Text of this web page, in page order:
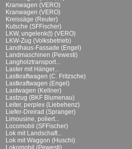
Kranwagen (VERO)
Kranwagen (VERO)
Kreissäge (Reuter)
Kutsche (SFFischer)
LKW, ungelenk(t) (VERO)
LKW-Zug (Volksbetrieb)
Landhaus-Fassade (Engel)
Landmaschinen (Pewesti)
Langholztransport...
Laster mit Hänger...
Lastkraftwagen (C. Fritzsche)
Lastkraftwagen (Engel)
Lastwagen (Kellner)
Lastzug (BKF Blumenau)
Leiter, perplex (Liebehenz)
Liefer-Dreirad (Spranger)
Limousine, poliert...
Locomobil (SFFischer)
Lok mit Landschaft...
Lok mit Waggon (Huschi)
Lokomobil (Pewesti)